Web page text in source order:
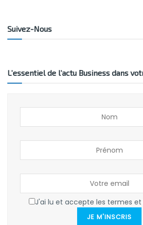
Suivez-Nous
L’essentiel de l’actu Business dans
J'ai lu et accepte les termes et
JE M'INSCRIS